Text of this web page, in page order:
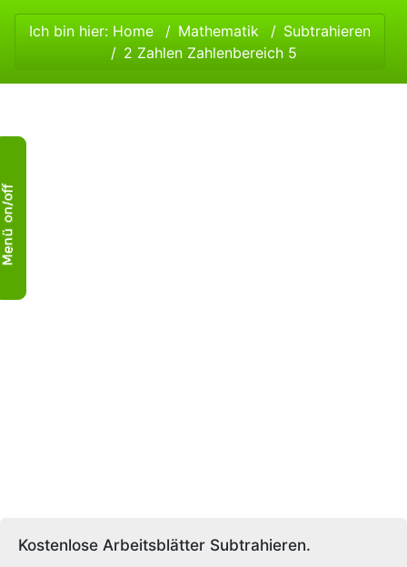
Ich bin hier: Home Mathematik
Subtrahieren
2 Zahlen Zahlenbereich 5
Kostenlose Arbeitsblätter Subtrahieren.